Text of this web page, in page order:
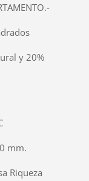
y 20%
mm.
Riqueza